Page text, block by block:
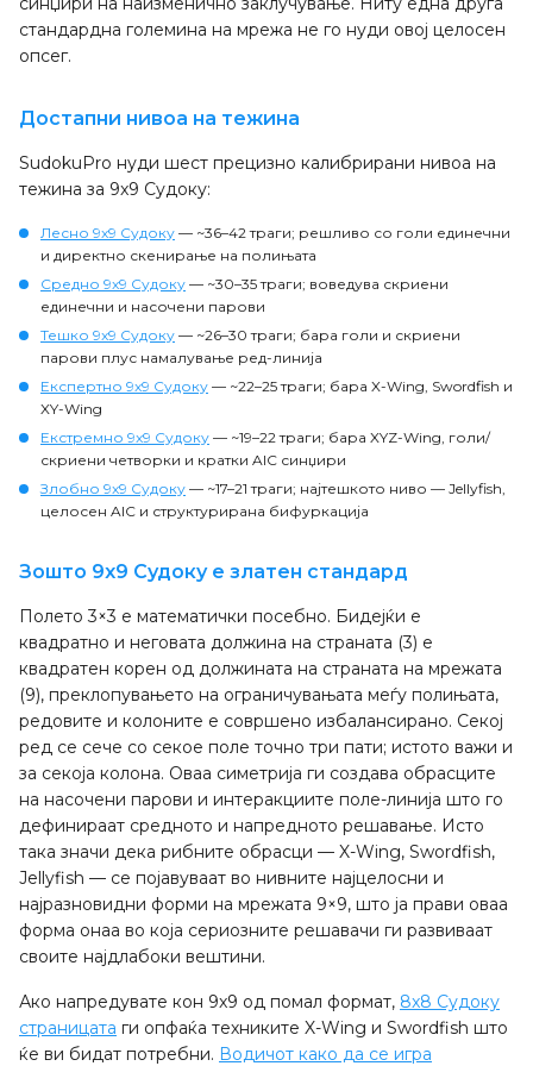
стандардна големина на мрежа не го нуди овој целосен
опсег.
Достапни нивоа на тежина
SudokuPro нуди шест прецизно калибрирани нивоа на
тежина за 9x9 Судоку:
Лесно 9x9 Судоку — ~36–42 траги; решливо со голи единечни
и директно скенирање на полињата
Средно 9x9 Судоку — ~30–35 траги; воведува скриени
единечни и насочени парови
Тешко 9x9 Судоку — ~26–30 траги; бара голи и скриени
парови плус намалување ред-линија
Експертно 9x9 Судоку — ~22–25 траги; бара X-Wing, Swordfish и
XY-Wing
Екстремно 9x9 Судоку — ~19–22 траги; бара XYZ-Wing, голи/
скриени четворки и кратки AIC синџири
Злобно 9x9 Судоку — ~17–21 траги; најтешкото ниво — Jellyfish,
целосен AIC и структурирана бифуркација
Зошто 9x9 Судоку е златен стандард
Полето 3×3 е математички посебно. Бидејќи е
квадратно и неговата должина на страната (3) е
квадратен корен од должината на страната на мрежата
(9), преклопувањето на ограничувањата меѓу полињата,
редовите и колоните е совршено избалансирано. Секој
ред се сече со секое поле точно три пати; истото важи и
за секоја колона. Оваа симетрија ги создава обрасците
на насочени парови и интеракциите поле-линија што го
дефинираат средното и напредното решавање. Исто
така значи дека рибните обрасци — X-Wing, Swordfish,
Jellyfish — се појавуваат во нивните најцелосни и
најразновидни форми на мрежата 9×9, што ја прави оваа
форма онаа во која сериозните решавачи ги развиваат
своите најдлабоки вештини.
Ако напредувате кон 9x9 од помал формат, 8x8 Судоку
страницата ги опфаќа техниките X-Wing и Swordfish што
ќе ви бидат потребни. Водичот како да се игра